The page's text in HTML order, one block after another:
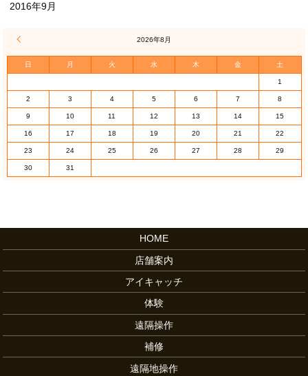
2016年9月
2026年8月
日 月 火 水 木 金 土
1
2 3 4 5 6 7 8
9 10 11 12 13 14 15
16 17 18 19 20 21 22
23 24 25 26 27 28 29
30 31
HOME
店舗案内
アイキャッチ
体験
遠隔操作
補修
遠隔地操作